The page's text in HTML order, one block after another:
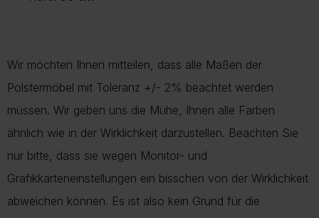
Wir möchten Ihnen mitteilen, dass alle Maßen der
Polstermöbel mit Toleranz +/- 2% beachtet werden
müssen. Wir geben uns die Mühe, Ihnen alle Farben
ähnlich wie in der Wirklichkeit darzustellen. Beachten Sie
nur bitte, dass sie wegen Monitor- und
Grafikkarteneinstellungen ein bisschen von der Wirklichkeit
abweichen können. Es ist also kein Grund für die